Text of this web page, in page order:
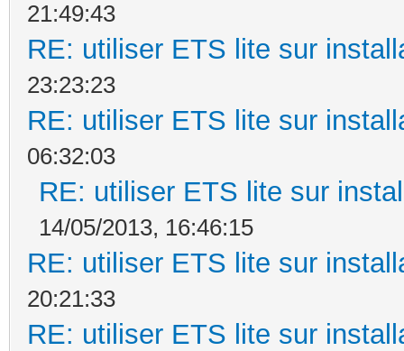
21:49:43
RE: utiliser ETS lite sur
23:23:23
RE: utiliser ETS lite sur
06:32:03
RE: utiliser ETS lite sur
14/05/2013, 16:46:15
RE: utiliser ETS lite sur
20:21:33
RE: utiliser ETS lite sur